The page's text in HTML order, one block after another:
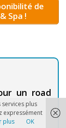
de
Spa !
un road
plus
expressément
plus OK